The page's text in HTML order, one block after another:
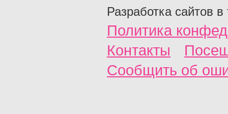
Разработка сайтов в
Политика
Контакты
Сообщить об